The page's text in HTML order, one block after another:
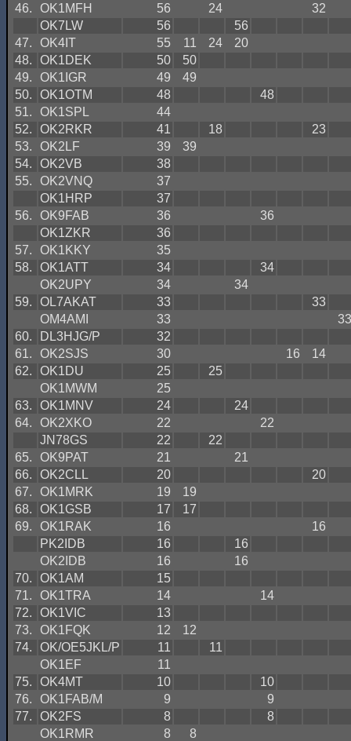
46.
OK1MFH 56 24
32
OK7LW
56
56
47.
OK4IT 55 11 24
20
48.
OK1DEK 50
50
49.
OK1IGR 49
49
50.
OK1OTM 48
48
51.
OK1SPL
44
52.
OK2RKR 41 18
23
53.
OK2LF 39
39
54.
OK2VB
38
55.
OK2VNQ
37
OK1HRP
37
56.
OK9FAB 36
36
OK1ZKR
36
57.
OK1KKY
35
58.
OK1ATT 34
34
OK2UPY
34
34
59.
OL7AKAT 33
33
OM4AMI
33
33
60.
DL3HJG/P
32
61.
OK2SJS 30 16
14
62.
OK1DU 25
25
OK1MWM
25
63.
OK1MNV 24
24
64.
OK2XKO 22
22
JN78GS
22
22
65.
OK9PAT 21
21
66.
OK2CLL 20
20
67.
OK1MRK 19
19
68.
OK1GSB 17
17
69.
OK1RAK 16
16
PK2IDB
16
16
OK2IDB
16
16
70.
OK1AM
15
71.
OK1TRA 14
14
72.
OK1VIC
13
73.
OK1FQK 12
12
74.
OK/OE5JKL/P 11
11
OK1EF
11
75.
OK4MT 10
10
76.
OK1FAB/M 9
9
77.
OK2FS 8
8
OK1RMR
8
8